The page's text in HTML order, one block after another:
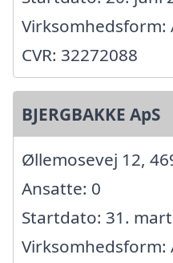
Virksomhedsform:
CVR: 32272088
BJERGBAKKE ApS
Øllemosevej 12,
Ansatte: 0
Startdato: 31.
Virksomhedsform: